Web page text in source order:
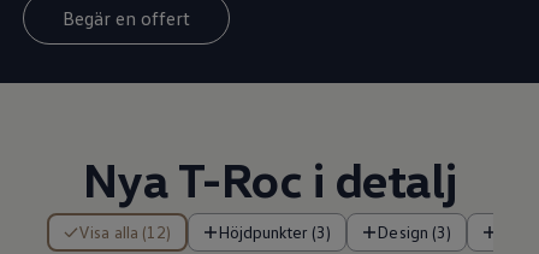
Begär en offert
Nya T-Roc i detalj
Visa alla (12) Höjdpunkter (3) Design (3)
12 av 12 items